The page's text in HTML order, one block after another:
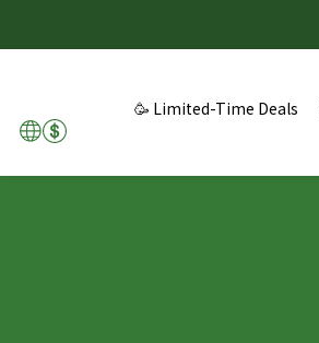
🥳 Limited-Time Deals